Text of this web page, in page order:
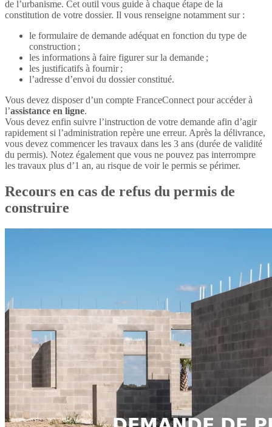
de l’urbanisme. Cet outil vous guide à chaque étape de la
constitution de votre dossier. Il vous renseigne notamment sur :
le formulaire de demande adéquat en fonction du type de
construction ;
les informations à faire figurer sur la demande ;
les justificatifs à fournir ;
l’adresse d’envoi du dossier constitué.
Vous devez disposer d’un compte FranceConnect pour accéder à
l’assistance en ligne.
Vous devez enfin suivre l’instruction de votre demande afin d’agir
rapidement si l’administration repère une erreur. Après la délivrance,
vous devez commencer les travaux dans les 3 ans (durée de validité
du permis). Notez également que vous ne pouvez pas interrompre
les travaux plus d’1 an, au risque de voir le permis se périmer.
Recours en cas de refus du permis de
construire